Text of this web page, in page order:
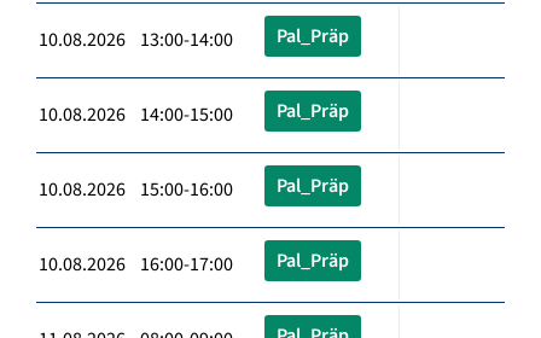
10.08.2026 13:00-14:00 Pal_Präp
10.08.2026 14:00-15:00 Pal_Präp
10.08.2026 15:00-16:00 Pal_Präp
10.08.2026 16:00-17:00 Pal_Präp